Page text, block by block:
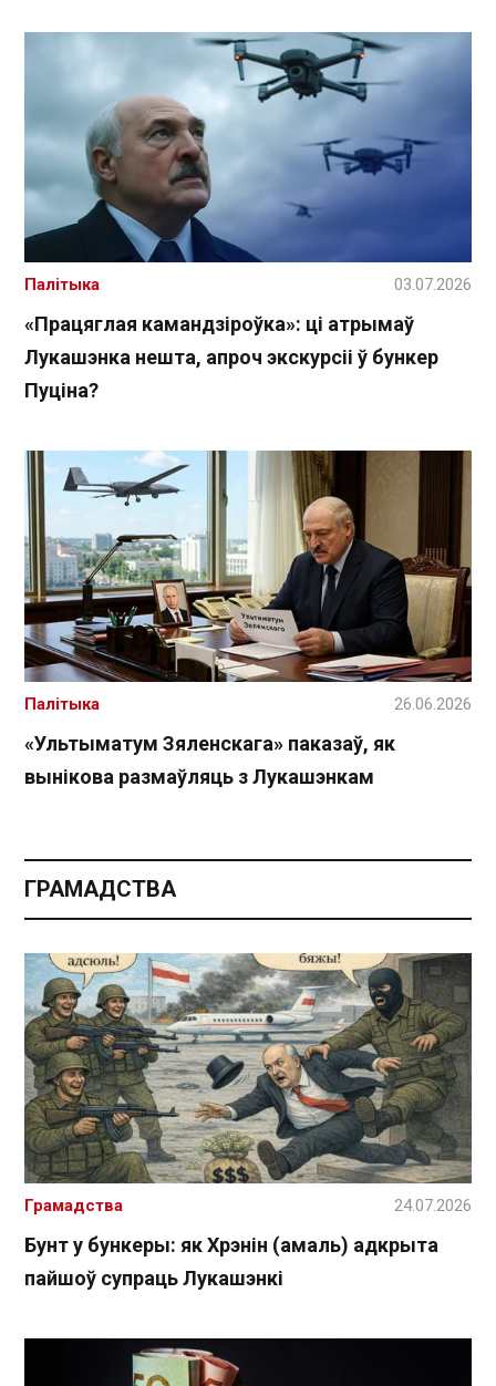
«Працяглая камандзіроўка»: ці атрымаў
Лукашэнка нешта, апроч экскурсіі ў бункер
Пуціна?
Палітыка 03.07.2026
«Ультыматум Зяленскага» паказаў, як
вынікова размаўляць з Лукашэнкам
Палітыка 26.06.2026
ГРАМАДСТВА
Бунт у бункеры: як Хрэнін (амаль) адкрыта
пайшоў супраць Лукашэнкі
Грамадства 24.07.2026